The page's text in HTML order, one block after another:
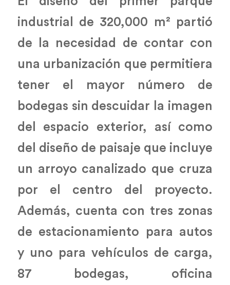
industrial de 320,000 m² partió
de la necesidad de contar con
una urbanización que permitiera
tener el mayor número de
bodegas sin descuidar la imagen
del espacio exterior, así como
del diseño de paisaje que incluye
un arroyo canalizado que cruza
por el centro del proyecto.
Además, cuenta con tres zonas
de estacionamiento para autos
y uno para vehículos de carga,
87 bodegas, oficina